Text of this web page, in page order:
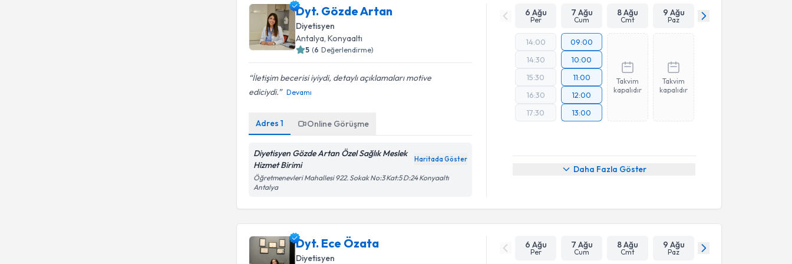
Dyt. Gözde Artan
Diyetisyen
Antalya ,Konyaaltı
5 (6 Değerlendirme)
İletişim becerisi iyiydi, detaylı açıklamaları motive
ediciydi.
Devamı
Adres1 Online Görüşme
Diyetisyen Gözde Artan Özel Sağlık Meslek
Hizmet Birimi
Haritada Göster
Öğretmenevleri Mahallesi 922. Sokak No:3 Kat:5 D:24 Konyaaltı
Antalya
6 Ağu
Per
7 Ağu
Cum
8 Ağu
Cmt
9 Ağu
Paz
14:00
14:30
15:30
16:30
17:30
09:00
10:00
11:00
12:00
13:00
Takvim
kapalıdır
Takvim
kapalıdır
Daha Fazla Göster
Dyt. Ece Özata
Diyetisyen
6 Ağu
Per
7 Ağu
Cum
8 Ağu
Cmt
9 Ağu
Paz